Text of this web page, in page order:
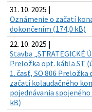
31. 10. 2025 |
Oznámenie o začatí
dokončením (174,0 kB)
22. 10. 2025 |
Stavba „STRATEGICKÉ
Preložka opt. kábla ST
1. časť, SO 806
začatí kolaudačného
pojednávania
kB)